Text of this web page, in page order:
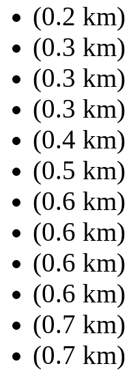
(0.2 km)
(0.3 km)
(0.3 km)
(0.3 km)
(0.4 km)
(0.5 km)
(0.6 km)
(0.6 km)
(0.6 km)
(0.6 km)
(0.7 km)
(0.7 km)